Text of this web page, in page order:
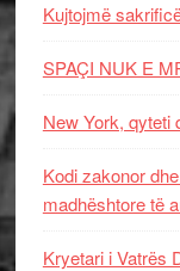
Kujtojmë
SPAÇI NUK E
New York,
Kodi zakonor
madhështore të
Kryetari i Vatrës